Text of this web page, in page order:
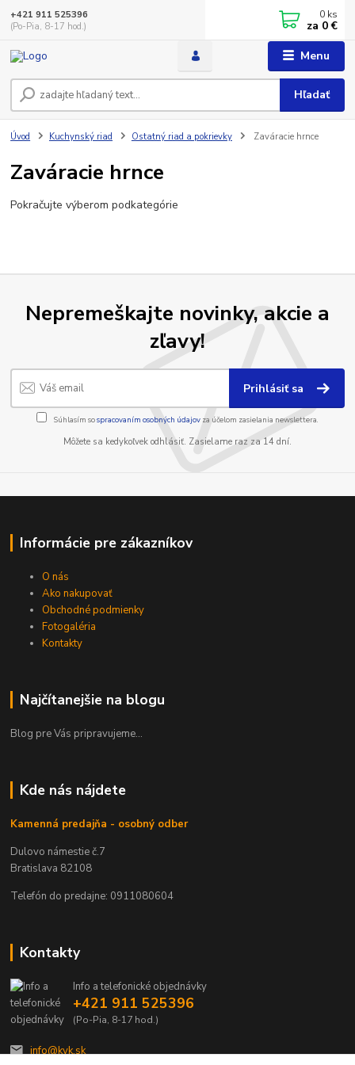
Menu
Hľadať
+421 911 525396
(Po-Pia, 8-17 hod.)
0 ks
za 0 €
Úvod Kuchynský riad Ostatný riad a pokrievky Zaváracie hrnce
Zaváracie hrnce
Pokračujte výberom podkategórie
Nepremeškajte novinky, akcie a
zľavy!
Prihlásiť sa
Súhlasím sospracovaním osobných údajov za účelom zasielania newslettera.
Môžete sa kedykoľvek odhlásiť. Zasielame raz za 14 dní.
Informácie pre zákazníkov
O nás
Ako nakupovať
Obchodné podmienky
Fotogaléria
Kontakty
Najčítanejšie na blogu
Blog pre Vás pripravujeme...
Kde nás nájdete
Kamenná predajňa - osobný odber
Dulovo námestie č.7
Bratislava 82108
Telefón do predajne: 0911080604
Kontakty
Info a telefonické objednávky
+421 911 525396
(Po-Pia, 8-17 hod.)
info@kvk.sk